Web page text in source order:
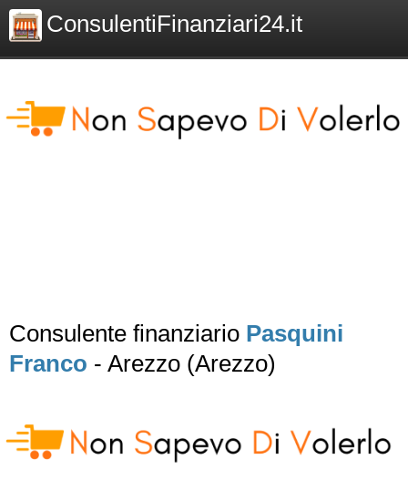
ConsulentiFinanziari24.it
Consulente finanziario Pasquini
Franco - Arezzo (Arezzo)